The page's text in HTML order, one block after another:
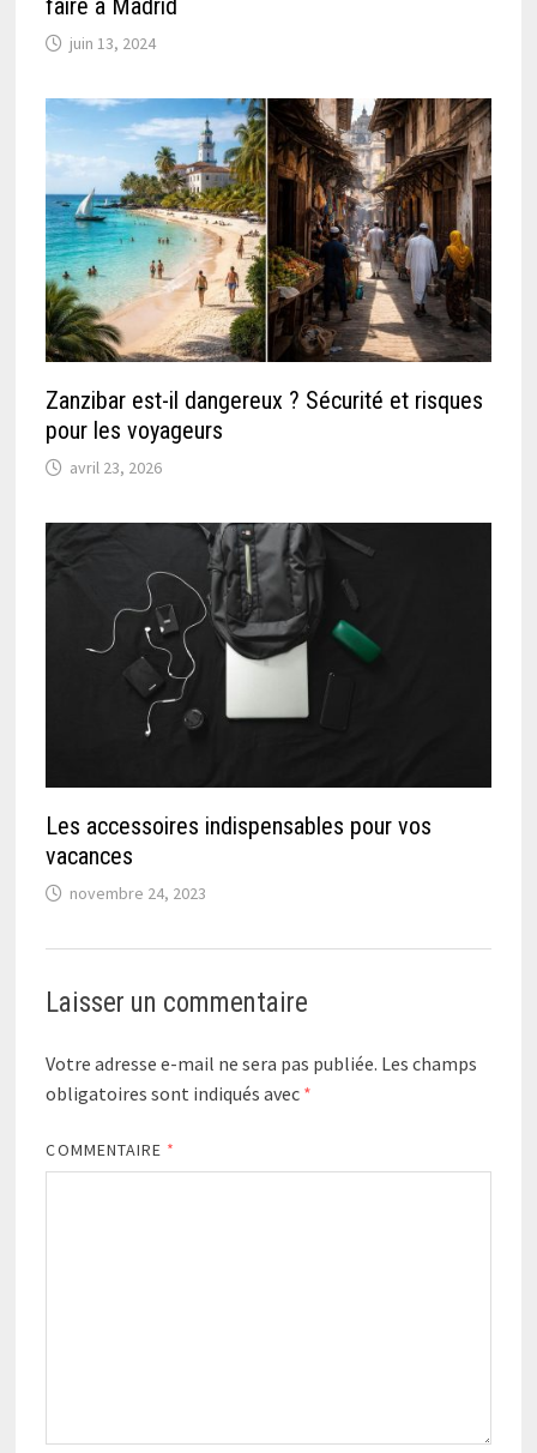
juin 13, 2024
Zanzibar est-il dangereux ? Sécurité et risques
pour les voyageurs
avril 23, 2026
Les accessoires indispensables pour vos
vacances
novembre 24, 2023
Laisser un commentaire
Votre adresse e-mail ne sera pas publiée. Les champs
obligatoires sont indiqués avec *
COMMENTAIRE *